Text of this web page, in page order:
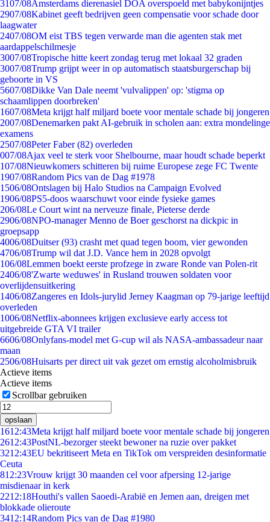
3107/08Amsterdams dierenasiel DOA overspoeld met babykonijntjes
2907/08Kabinet geeft bedrijven geen compensatie voor schade door
laagwater
2407/08OM eist TBS tegen verwarde man die agenten stak met
aardappelschilmesje
3007/08Tropische hitte keert zondag terug met lokaal 32 graden
3007/08Trump grijpt weer in op automatisch staatsburgerschap bij
geboorte in VS
5607/08Dikke Van Dale neemt 'vulvalippen' op: 'stigma op
schaamlippen doorbreken'
1607/08Meta krijgt half miljard boete voor mentale schade bij jongeren
2007/08Denemarken pakt AI-gebruik in scholen aan: extra mondelinge
examens
2507/08Peter Faber (82) overleden
007/08Ajax veel te sterk voor Shelbourne, maar houdt schade beperkt
107/08Nieuwkomers schitteren bij ruime Europese zege FC Twente
1907/08Random Pics van de Dag #1978
1506/08Ontslagen bij Halo Studios na Campaign Evolved
1906/08PS5-doos waarschuwt voor einde fysieke games
206/08Le Court wint na nerveuze finale, Pieterse derde
2906/08NPO-manager Menno de Boer geschorst na dickpic in
groepsapp
4006/08Duitser (93) crasht met quad tegen boom, vier gewonden
4706/08Trump wil dat J.D. Vance hem in 2028 opvolgt
106/08Lemmen boekt eerste profzege in zware Ronde van Polen-rit
2406/08'Zwarte weduwes' in Rusland trouwen soldaten voor
overlijdensuitkering
1406/08Zangeres en Idols-jurylid Jerney Kaagman op 79-jarige leeftijd
overleden
1006/08Netflix-abonnees krijgen exclusieve early access tot
uitgebreide GTA VI trailer
6606/08Onlyfans-model met G-cup wil als NASA-ambassadeur naar
maan
2506/08Huisarts per direct uit vak gezet om ernstig alcoholmisbruik
Actieve items
Actieve items
Scrollbar gebruiken
opslaan
1612:43Meta krijgt half miljard boete voor mentale schade bij jongeren
2612:43PostNL-bezorger steekt bewoner na ruzie over pakket
3212:43EU bekritiseert Meta en TikTok om verspreiden desinformatie
Ceuta
812:23Vrouw krijgt 30 maanden cel voor afpersing 12-jarige
misdienaar in kerk
2212:18Houthi's vallen Saoedi-Arabië en Jemen aan, dreigen met
blokkade olieroute
3412:14Random Pics van de Dag #1980